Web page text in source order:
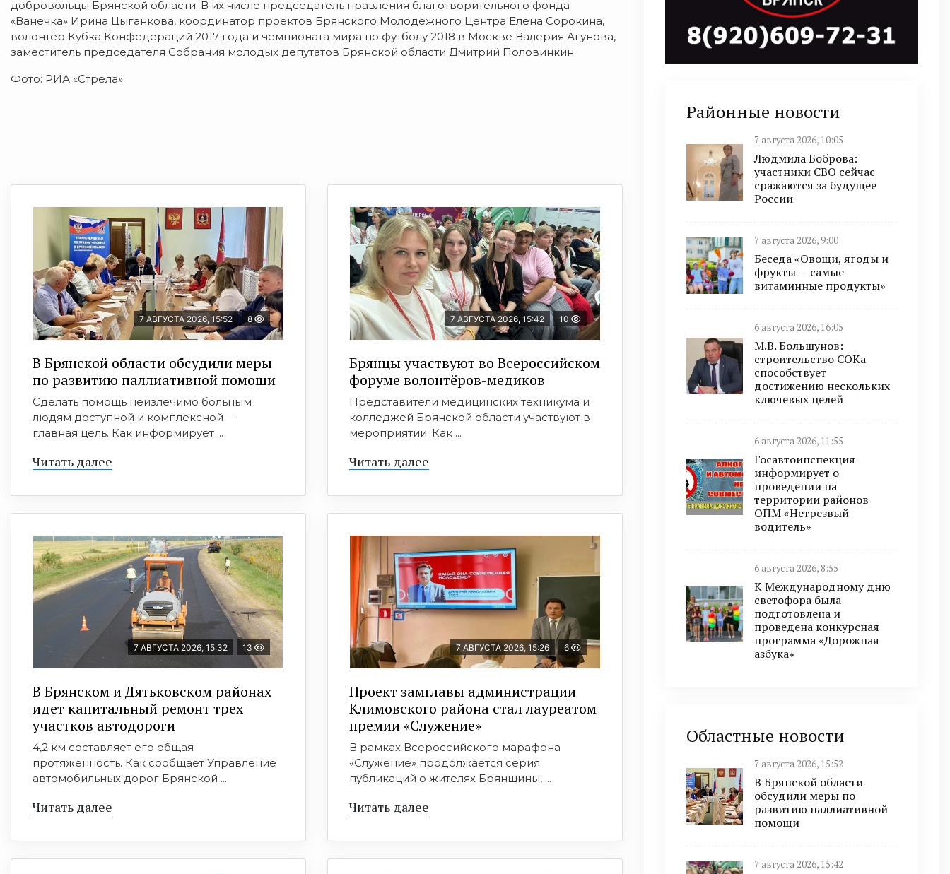
добровольцы Брянской области. В их числе председатель правления благотворительного фонда
«Ванечка» Ирина Цыганкова, координатор проектов Брянского Молодежного Центра Елена Сорокина,
волонтёр Кубка Конфедераций 2017 года и чемпионата мира по футболу 2018 в Москве Валерия Агунова,
заместитель председателя Собрания молодых депутатов Брянской области Дмитрий Половинкин.
Фото: РИА «Стрела»
7 АВГУСТА 2026, 15:52 8
В Брянской области обсудили меры
по развитию паллиативной помощи
Сделать помощь неизлечимо больным
людям доступной и комплексной —
главная цель. Как информирует ...
Читать далее
7 АВГУСТА 2026, 15:42 10
Брянцы участвуют во Всероссийском
форуме волонтёров-медиков
Представители медицинских техникума и
колледжей Брянской области участвуют в
мероприятии. Как ...
Читать далее
7 АВГУСТА 2026, 15:32 13
В Брянском и Дятьковском районах
идет капитальный ремонт трех
участков автодороги
4,2 км составляет его общая
протяженность. Как сообщает Управление
автомобильных дорог Брянской ...
Читать далее
7 АВГУСТА 2026, 15:26 6
Проект замглавы администрации
Климовского района стал лауреатом
премии «Служение»
В рамках Всероссийского марафона
«Служение» продолжается серия
публикаций о жителях Брянщины, ...
Читать далее
Районные новости
7 августа 2026, 10:05
Людмила Боброва:
участники СВО сейчас
сражаются за будущее
России
7 августа 2026, 9:00
Беседа «Овощи, ягоды и
фрукты — самые
витаминные продукты»
6 августа 2026, 16:05
М.В. Большунов:
строительство СОКа
способствует
достижению нескольких
ключевых целей
6 августа 2026, 11:55
Госавтоинспекция
информирует о
проведении на
территории районов
ОПМ «Нетрезвый
водитель»
6 августа 2026, 8:55
К Международному дню
светофора была
подготовлена и
проведена конкурсная
программа «Дорожная
азбука»
Областные новости
7 августа 2026, 15:52
В Брянской области
обсудили меры по
развитию паллиативной
помощи
7 августа 2026, 15:42